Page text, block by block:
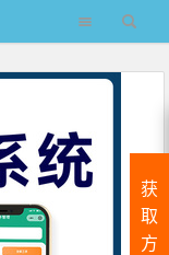
获
取
方